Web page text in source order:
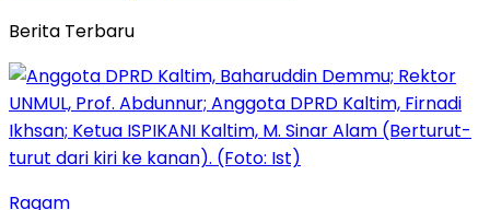
Berita Terbaru
Ragam